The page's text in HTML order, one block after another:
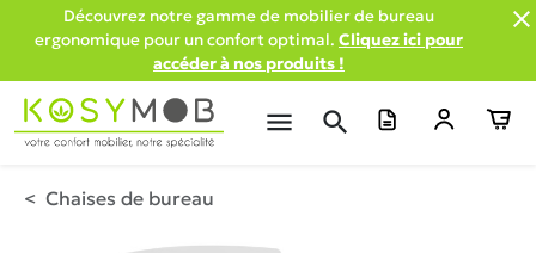
Découvrez notre gamme de mobilier de bureau
ergonomique pour un confort optimal. Cliquez ici pour
accéder à nos produits !

menu search
Chaises de bureau